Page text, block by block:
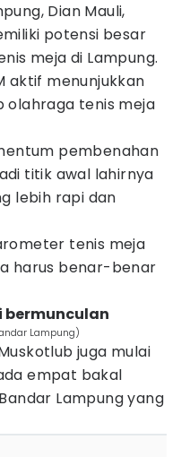
Dian Mauli,
potensi besar
meja di Lampung.
aktif menunjukkan
tenis meja
pembenahan
titik awal lahirnya
lebih rapi dan
tenis meja
harus benar-benar
bermunculan
Lampung)
juga mulai
empat bakal
Lampung yang